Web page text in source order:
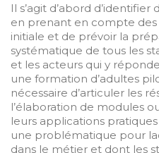
Il s’agit d’abord
en prenant en compte
initiale et de prévoir la
systématique de tous les
et les acteurs qui y
une formation d’adultes
nécessaire d’articuler les
l’élaboration de modules
leurs applications
une problématique pour
dans le métier et dont les